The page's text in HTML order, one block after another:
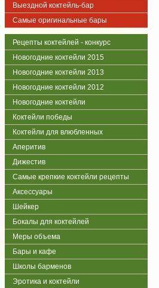
Выездной коктейль-бар
Самые оригинальные бары
Рецепты коктейлей - конкурс
Новогодние коктейли 2015
Новогодние коктейли 2013
Новогодние коктейли 2012
Новогодние коктейли
Коктейли победы
Коктейли для влюбленных
Аперитив
Дижестив
Самые крепкие коктейли рецепты
Аксессуары
Шейкер
Бокалы для коктейлей
Меры объема
Бары и кафе
Школы барменов
Эротика и коктейли